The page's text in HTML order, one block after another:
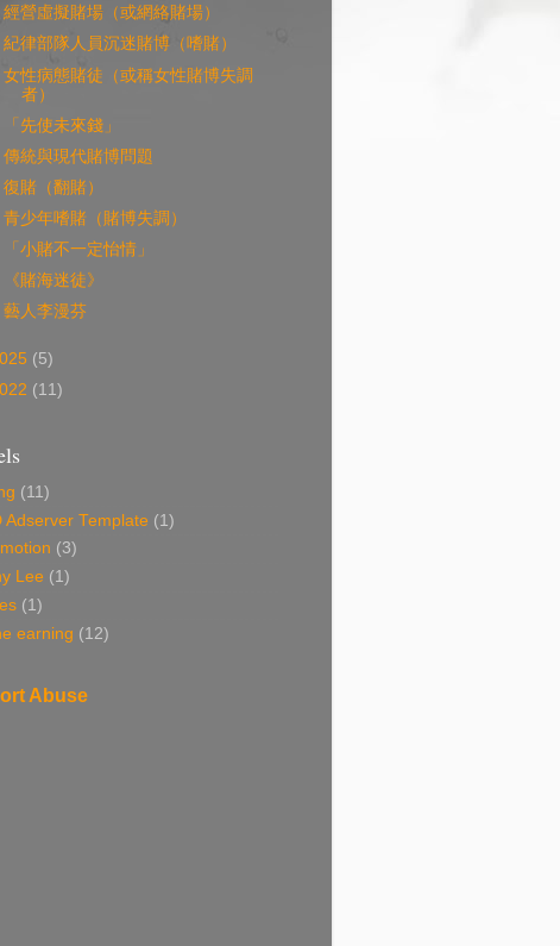
經營虛擬賭場（或網絡賭場）
紀律部隊人員沉迷賭博（嗜賭）
女性病態賭徒（或稱女性賭博失調
者）
「先使未來錢」
傳統與現代賭博問題
復賭（翻賭）
青少年嗜賭（賭博失調）
「小賭不一定怡情」
《賭海迷徒》
藝人李漫芬
(5)
(11)
(11)
Adserver Template (1)
(3)
Lee (1)
(1)
earning (12)
Abuse